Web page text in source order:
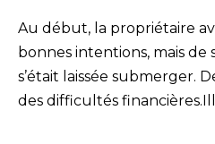
Au début, la propriétaire
bonnes intentions, mais de
s’était laissée submerger.
des difficultés